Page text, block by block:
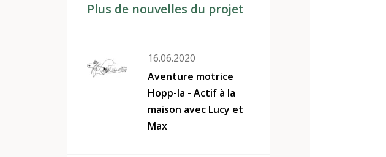
Plus de nouvelles du projet
16.06.2020
Aventure motrice
Hopp-la - Actif à la
maison avec Lucy et
Max